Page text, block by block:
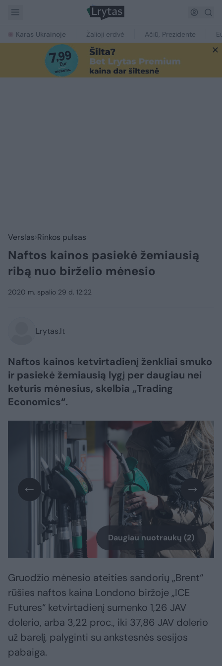
Karas Ukrainoje Žalioji erdvė Ačiū, Prezidente
Verslas Rinkos pulsas
Naftos kainos pasiekė žemiausią
ribą nuo birželio mėnesio
2020 m. spalio 29 d. 12:22
Lrytas.lt
Naftos kainos ketvirtadienį ženkliai smuko
ir pasiekė žemiausią lygį per daugiau nei
keturis mėnesius, skelbia „Trading
Economics“.
Daugiau nuotraukų (2)
Gruodžio mėnesio ateities sandorių „Brent“
rūšies naftos kaina Londono biržoje „ICE
Futures“ ketvirtadienį sumenko 1,26 JAV
dolerio, arba 3,22 proc., iki 37,86 JAV dolerio
už barelį, palyginti su ankstesnės sesijos
pabaiga.